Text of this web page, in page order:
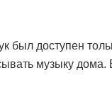
был доступен
музыку